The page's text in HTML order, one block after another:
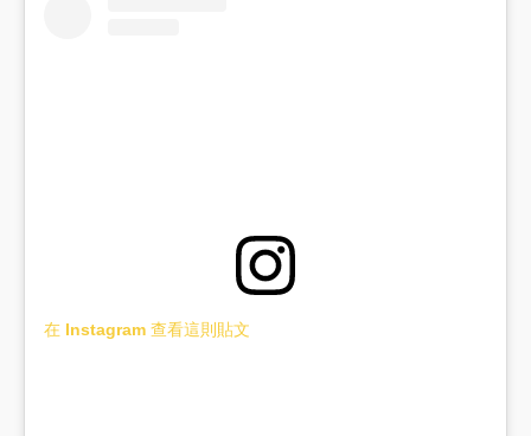
在 Instagram 查看這則貼文